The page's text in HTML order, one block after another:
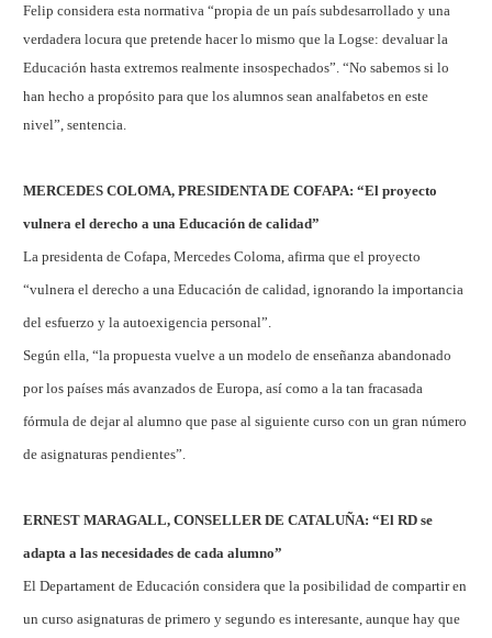
Felip considera esta normativa “propia de un país subdesarrollado y una
verdadera locura que pretende hacer lo mismo que la Logse: devaluar la
Educación hasta extremos realmente insospechados”. “No sabemos si lo
han hecho a propósito para que los alumnos sean analfabetos en este
nivel”, sentencia.
MERCEDES COLOMA, PRESIDENTA DE COFAPA: “El proyecto
vulnera el derecho a una Educación de calidad”
La presidenta de Cofapa, Mercedes Coloma, afirma que el proyecto
“vulnera el derecho a una Educación de calidad, ignorando la importancia
del esfuerzo y la autoexigencia personal”.
Según ella, “la propuesta vuelve a un modelo de enseñanza abandonado
por los países más avanzados de Europa, así como a la tan fracasada
fórmula de dejar al alumno que pase al siguiente curso con un gran número
de asignaturas pendientes”.
ERNEST MARAGALL, CONSELLER DE CATALUÑA: “El RD se
adapta a las necesidades de cada alumno”
El Departament de Educación considera que la posibilidad de compartir en
un curso asignaturas de primero y segundo es interesante, aunque hay que